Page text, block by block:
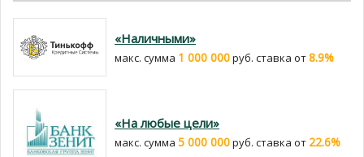
«Наличными»
макс. сумма 1 000 000руб. cтавка от8.9%
«На любые цели»
макс. сумма 5 000 000руб. cтавка от 22.6%